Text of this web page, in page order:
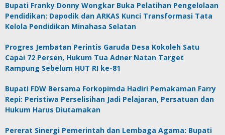
Bupati Franky Donny Wongkar Buka Pelatihan Pengelolaan
Pendidikan: Dapodik dan ARKAS Kunci Transformasi Tata
Kelola Pendidikan Minahasa Selatan
Progres Jembatan Perintis Garuda Desa Kokoleh Satu
Capai 72 Persen, Hukum Tua Adner Natan Target
Rampung Sebelum HUT RI ke-81
Bupati FDW Bersama Forkopimda Hadiri Pemakaman Farry
Repi: Peristiwa Perselisihan Jadi Pelajaran, Persatuan dan
Hukum Harus Diutamakan
Pererat Sinergi Pemerintah dan Lembaga Agama: Bupati